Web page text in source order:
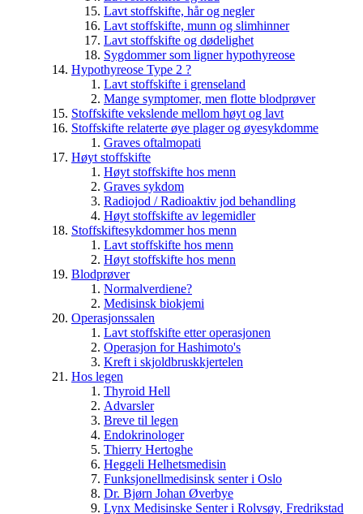
Lavt stoffskifte, hår og negler
Lavt stoffskifte, munn og slimhinner
Lavt stoffskifte og dødelighet
Sygdommer som ligner hypothyreose
Hypothyreose Type 2 ?
Lavt stoffskifte i grenseland
Mange symptomer, men flotte blodprøver
Stoffskifte vekslende mellom høyt og lavt
Stoffskifte relaterte øye plager og øyesykdomme
Graves oftalmopati
Høyt stoffskifte
Høyt stoffskifte hos menn
Graves sykdom
Radiojod / Radioaktiv jod behandling
Høyt stoffskifte av legemidler
Stoffskiftesykdommer hos menn
Lavt stoffskifte hos menn
Høyt stoffskifte hos menn
Blodprøver
Normalverdiene?
Medisinsk biokjemi
Operasjonssalen
Lavt stoffskifte etter operasjonen
Operasjon for Hashimoto's
Kreft i skjoldbruskkjertelen
Hos legen
Thyroid Hell
Advarsler
Breve til legen
Endokrinologer
Thierry Hertoghe
Heggeli Helhetsmedisin
Funksjonellmedisinsk senter i Oslo
Dr. Bjørn Johan Øverbye
Lynx Medisinske Senter i Rolvsøy, Fredrikstad